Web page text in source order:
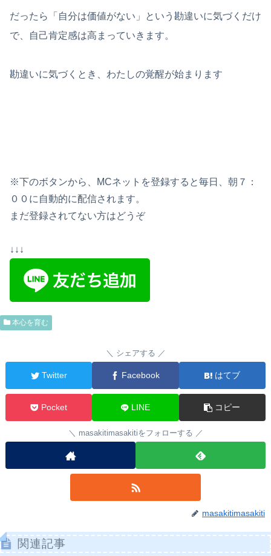
だったら「自分は価値がない」という勘違いに気づくだけ
で、自己肯定感は高まっていきます。
勘違いに気づくとき、わたしの覚醒が始まります
※下のボタンから、MCネットを登録すると毎日、朝７：
００に自動的に配信されます。
まだ登録されてない方はどうぞ
↓↓↓
本心を育む
シェアする
Twitter Facebook はてブ
Pocket LINE コピー
masakitimasakitiをフォローする
masakitimasakiti
関連記事